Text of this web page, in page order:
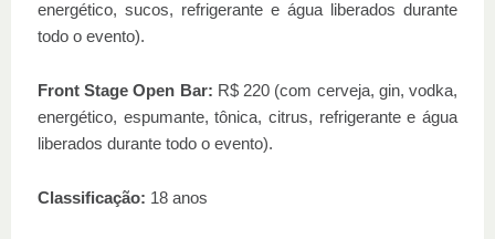
energético, sucos, refrigerante e água liberados durante
todo o evento).
Front Stage Open Bar: R$ 220 (com cerveja, gin, vodka,
energético, espumante, tônica, citrus, refrigerante e água
liberados durante todo o evento).
Classificação: 18 anos